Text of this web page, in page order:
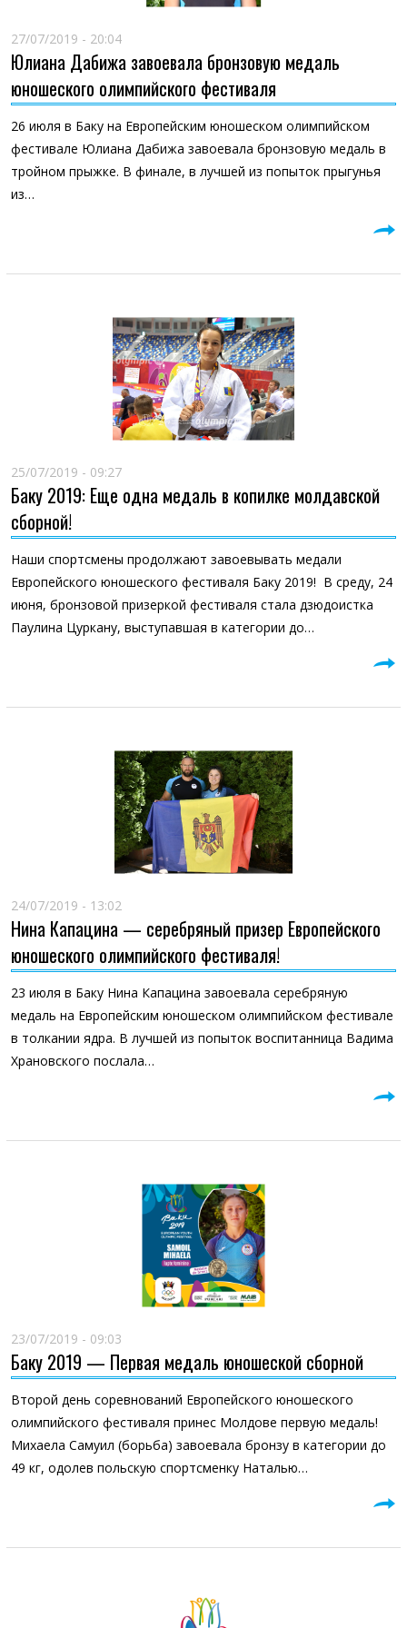
27/07/2019 - 20:04
Юлиана Дабижа завоевала бронзовую медаль
юношеского олимпийского фестиваля
26 июля в Баку на Европейским юношеском олимпийском
фестивале Юлиана Дабижа завоевала бронзовую медаль в
тройном прыжке. В финале, в лучшей из попыток прыгунья
из…
25/07/2019 - 09:27
Баку 2019: Еще одна медаль в копилке молдавской
сборной!
Наши спортсмены продолжают завоевывать медали
Европейского юношеского фестиваля Баку 2019! В среду, 24
июня, бронзовой призеркой фестиваля стала дзюдоистка
Паулина Цуркану, выступавшая в категории до…
24/07/2019 - 13:02
Нина Капацина — серебряный призер Европейского
юношеского олимпийского фестиваля!
23 июля в Баку Нина Капацина завоевала серебряную
медаль на Европейским юношеском олимпийском фестивале
в толкании ядра. В лучшей из попыток воспитанница Вадима
Храновского послала…
23/07/2019 - 09:03
Баку 2019 — Первая медаль юношеской сборной
Второй день соревнований Европейского юношеского
олимпийского фестиваля принес Молдове первую медаль!
Михаела Самуил (борьба) завоевала бронзу в категории до
49 кг, одолев польскую спортсменку Наталью…